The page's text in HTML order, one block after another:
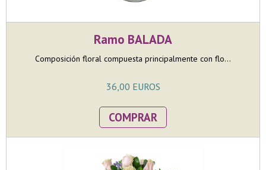
Ramo BALADA
Composición floral compuesta principalmente con flo...
36,00 EUROS
COMPRAR